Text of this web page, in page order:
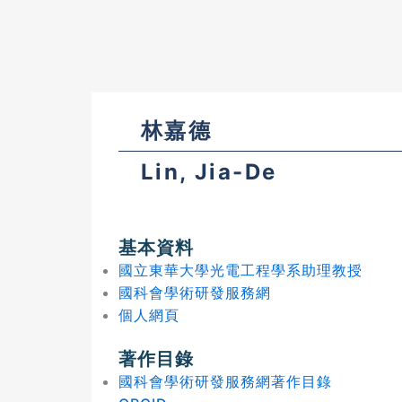
林嘉德
Lin, Jia-De
基本資料
國立東華大學光電工程學系助理教授
國科會學術研發服務網
個人網頁
著作目錄
國科會學術研發服務網著作目錄